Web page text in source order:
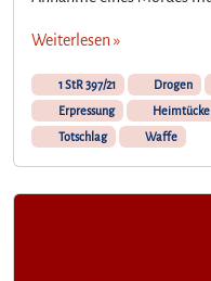
Weiterlesen »
1 StR 397/21 Drogen
Erpressung
Heimtücke
Totschlag
Waffe